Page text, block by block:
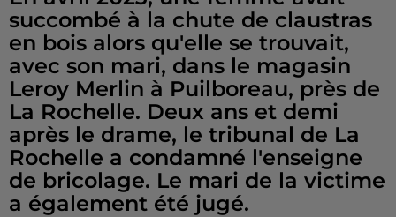
succombé à la chute de claustras
en bois alors qu'elle se trouvait,
avec son mari, dans le magasin
Leroy Merlin à Puilboreau, près de
La Rochelle. Deux ans et demi
après le drame, le tribunal de La
Rochelle a condamné l'enseigne
de bricolage. Le mari de la victime
a également été jugé.